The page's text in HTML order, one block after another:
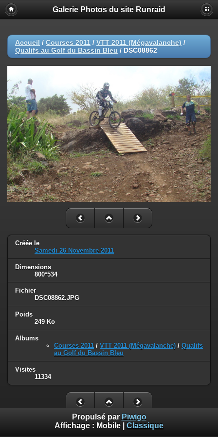
Galerie Photos du site Runraid
Accueil / Courses 2011 / VTT 2011 (Mégavalanche) /
Qualifs au Golf du Bassin Bleu / DSC08862
Créée le
Samedi 26 Novembre 2011
Dimensions
800*534
Fichier
DSC08862.JPG
Poids
249 Ko
Albums
Courses 2011 / VTT 2011 (Mégavalanche) / Qualifs
au Golf du Bassin Bleu
Visites
11334
Propulsé par Piwigo
Affichage : Mobile Classique